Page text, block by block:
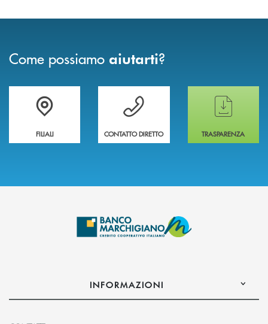
Come possiamo aiutarti?
Trova la filiale più vicina a te
FILIALI
Hai bisogno di assistenza immediata ?
CONTATTO DIRETTO
Hai bisogno di
TRASPARENZA
INFORMAZIONI